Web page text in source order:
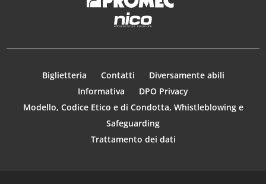
Biglietteria Contatti
Diversamente abili
Informativa
DPO Privacy
Modello, Codice Etico e di Condotta, Whistleblowing e
Safeguarding
Trattamento dei dati